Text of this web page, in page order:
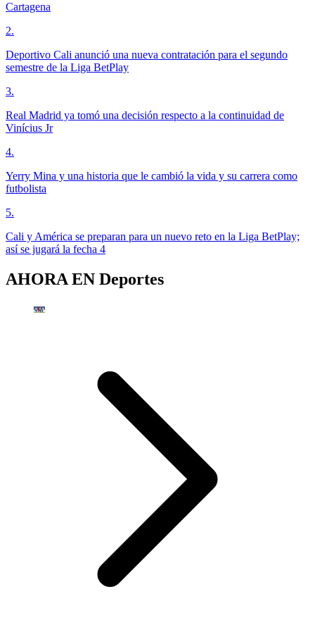
Cartagena
2.
Deportivo Cali anunció una nueva contratación para el segundo
semestre de la Liga BetPlay
3.
Real Madrid ya tomó una decisión respecto a la continuidad de
Vinícius Jr
4.
Yerry Mina y una historia que le cambió la vida y su carrera como
futbolista
5.
Cali y América se preparan para un nuevo reto en la Liga BetPlay;
así se jugará la fecha 4
AHORA EN Deportes